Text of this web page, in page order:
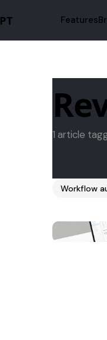
1 article
Workflow
Features